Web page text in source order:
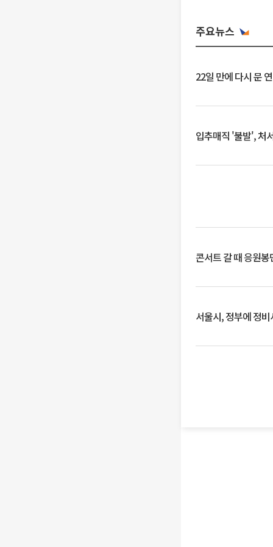
주요뉴스
22일 만에 다시 문
입추매직 '불발', 처
콘서트 갈 때 응원
서울시, 정부에 정